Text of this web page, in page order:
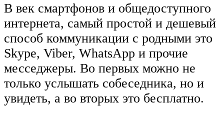
В век смартфонов и общедоступного
интернета, самый простой и дешевый
способ коммуникации с родными это
Skype, Viber, WhatsApp и прочие
месседжеры. Во первых можно не
только услышать собеседника, но и
увидеть, а во вторых это бесплатно.